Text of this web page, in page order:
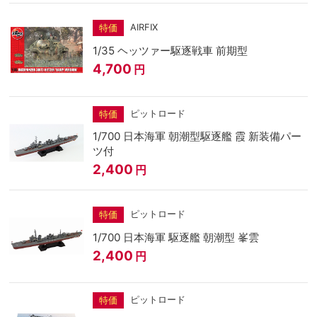
特価 AIRFIX
1/35 ヘッツァー駆逐戦車 前期型
4,700 円
特価 ピットロード
1/700 日本海軍 朝潮型駆逐艦 霞 新装備パー
ツ付
2,400 円
特価 ピットロード
1/700 日本海軍 駆逐艦 朝潮型 峯雲
2,400 円
特価 ピットロード